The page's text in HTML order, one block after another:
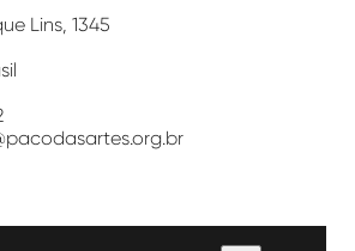
Lins, 1345